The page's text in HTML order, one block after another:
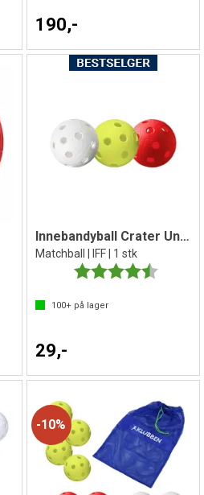
190,-
Innebandyball Crater Unihoc
Matchball | IFF | 1 stk
Karakter:
100+på lager
29,-
10%